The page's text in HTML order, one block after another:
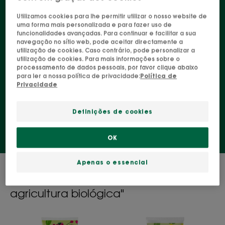
frutadas que respeitam tanto a pele como a
natureza do seu filho, graças às suas fórmulas
biodegradáveis (de acordo com a norma OCDE
301B) e de elevada tolerância. Limpa suavemente
a pele e o cabelo delicados do bebé.
4 resultados "Os nossos produtos
agricultura biológica"
Utilizamos cookies para lhe permitir utilizar o nosso website de
uma forma mais personalizada e para fazer uso de
funcionalidades avançadas. Para continuar e facilitar a sua
navegação no sítio web, pode aceitar directamente a
utilização de cookies. Caso contrário, pode personalizar a
utilização de cookies. Para mais informações sobre o
processamento de dados pessoais, por favor clique abaixo
para ler a nossa política de privacidade:Política de
Privacidade
Definições de cookies
Apenas o essencial
OK